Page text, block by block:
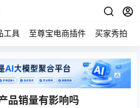
工具 至尊宝电商插件 买家秀拍摄
品销量有影响吗